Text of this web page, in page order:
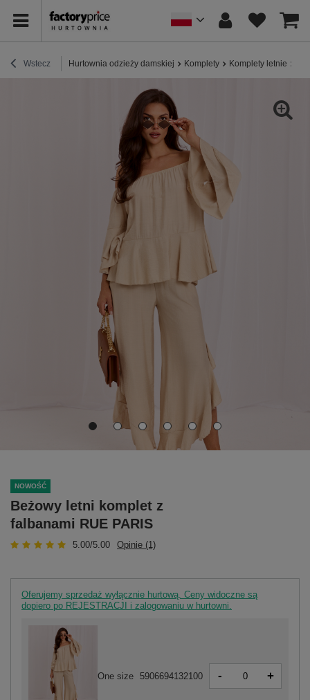
Wstecz Hurtownia odzieży damskiej Komplety Komplety letnie
NOWOŚĆ
Beżowy letni komplet z
falbanami RUE PARIS
5.00/5.00 Opinie (1)
Oferujemy sprzedaż wyłącznie hurtową. Ceny widoczne są
dopiero po REJESTRACJI i zalogowaniu w hurtowni.
One size 5906694132100 - +